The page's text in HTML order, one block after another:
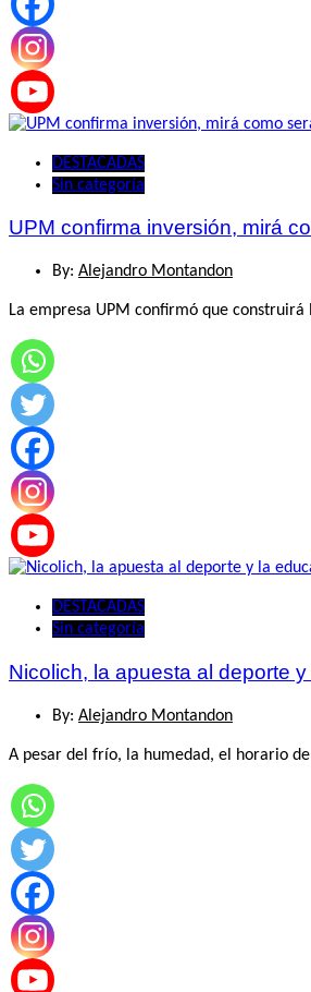
DESTACADAS
Sin categoría
UPM confirma inversión, mirá
By: Alejandro Montandon
La empresa UPM confirmó que
DESTACADAS
Sin categoría
Nicolich, la apuesta al deporte
By: Alejandro Montandon
A pesar del frío, la humedad, el horario